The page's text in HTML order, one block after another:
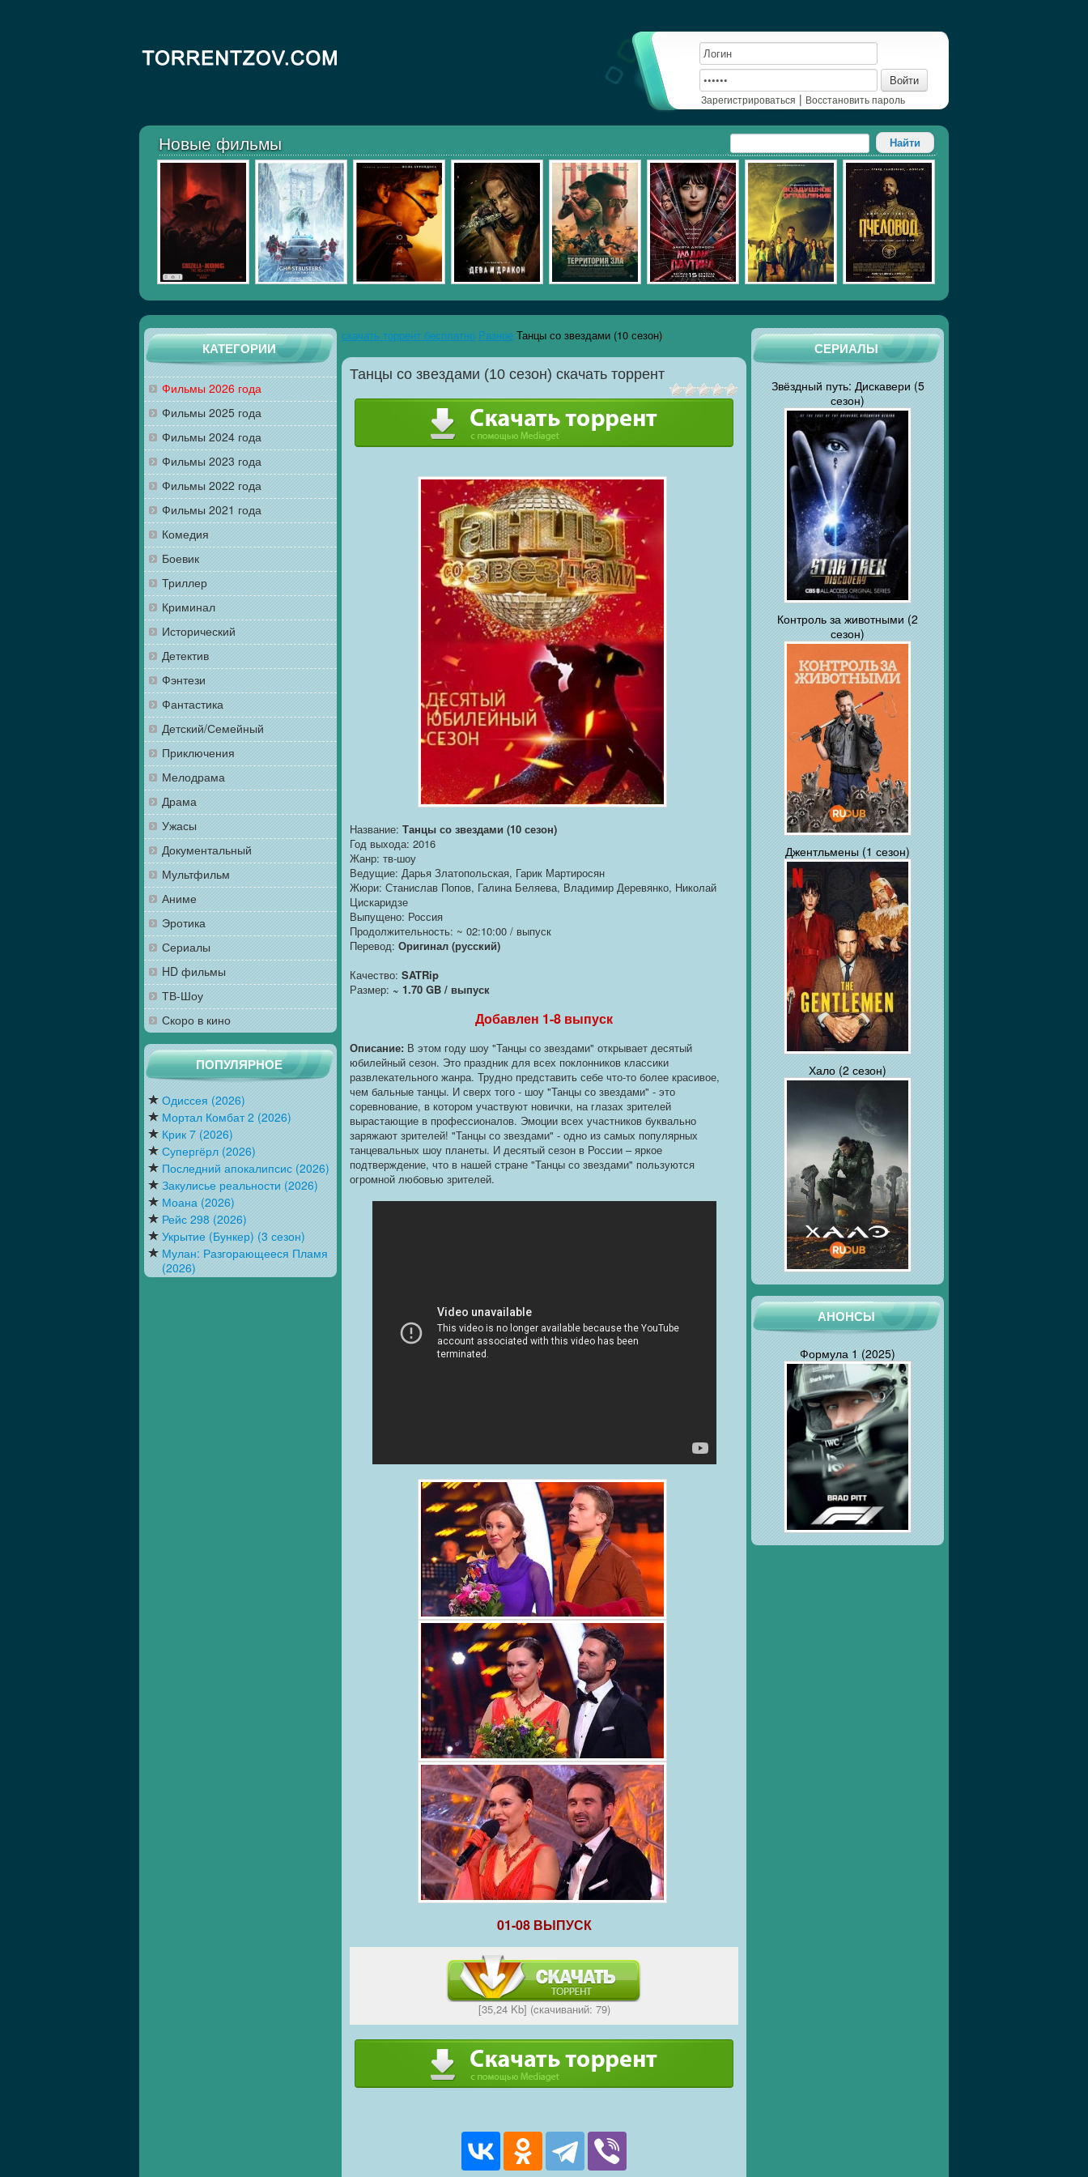
Войти
Зарегистрироваться | Восстановить пароль
Новые фильмы
СЕРИАЛЫ
Звёздный путь: Дискавери (5
сезон)
Контроль за животными (2
сезон)
Джентльмены (1 сезон)
Хало (2 сезон)
АНОНСЫ
Формула 1 (2025)
КАТЕГОРИИ
Фильмы 2026 года
Фильмы 2025 года
Фильмы 2024 года
Фильмы 2023 года
Фильмы 2022 года
Фильмы 2021 года
Комедия
Боевик
Триллер
Криминал
Исторический
Детектив
Фэнтези
Фантастика
Детский/Семейный
Приключения
Мелодрама
Драма
Ужасы
Документальный
Мультфильм
Аниме
Эротика
Сериалы
HD фильмы
ТВ-Шоу
Скоро в кино
ПОПУЛЯРНОЕ
Одиссея (2026)
Мортал Комбат 2 (2026)
Крик 7 (2026)
Супергёрл (2026)
Последний апокалипсис (2026)
Закулисье реальности (2026)
Моана (2026)
Рейс 298 (2026)
Укрытие (Бункер) (3 сезон)
Мулан: Разгорающееся Пламя
(2026)
скачать торрент бесплатно Разное Танцы со звездами (10 сезон)
Танцы со звездами (10 сезон) скачать торрент
Название: Танцы со звездами (10 сезон)
Год выхода: 2016
Жанр: тв-шоу
Ведущие: Дарья Златопольская, Гарик Мартиросян
Жюри: Станислав Попов, Галина Беляева, Владимир Деревянко, Николай
Цискаридзе
Выпущено: Россия
Продолжительность: ~ 02:10:00 / выпуск
Перевод: Оригинал (русский)
Качество: SATRip
Размер: ~ 1.70 GB / выпуск
Добавлен 1-8 выпуск
Описание: В этом году шоу "Танцы со звездами" открывает десятый
юбилейный сезон. Это праздник для всех поклонников классики
развлекательного жанра. Трудно представить себе что-то более красивое,
чем бальные танцы. И сверх того - шоу "Танцы со звездами" - это
соревнование, в котором участвуют новички, на глазах зрителей
вырастающие в профессионалов. Эмоции всех участников буквально
заряжают зрителей! "Танцы со звездами" - одно из самых популярных
танцевальных шоу планеты. И десятый сезон в России – яркое
подтверждение, что в нашей стране "Танцы со звездами" пользуются
огромной любовью зрителей.
01-08 ВЫПУСК
[35,24 Kb] (cкачиваний: 79)